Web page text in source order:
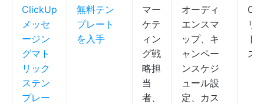
ClickUp
メッセ
ージン
グマト
リック
ステン
プレー
無料テン
プレート
を入手
マー
ケテ
ィン
グ戦
略担
当
者、
オーディ
エンスマ
ップ、キ
ャンペー
ンスケジ
ュール設
定、カス
リ
ト
ス